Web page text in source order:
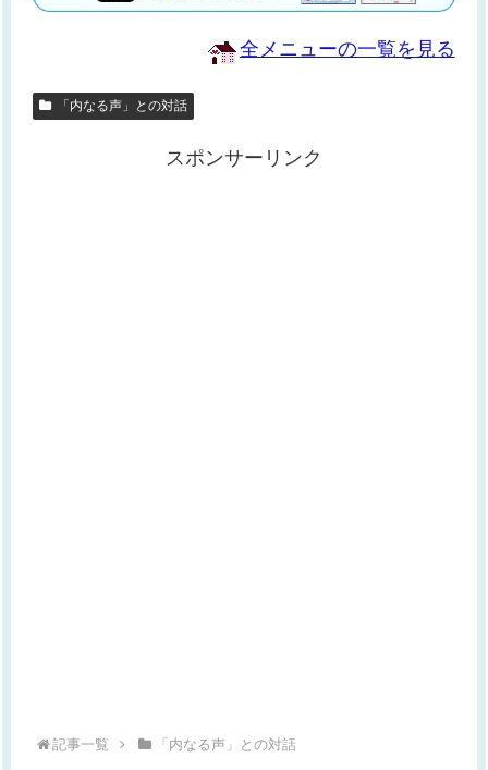
全メニューの一覧を見る
「内なる声」との対話
スポンサーリンク
記事一覧 「内なる声」との対話